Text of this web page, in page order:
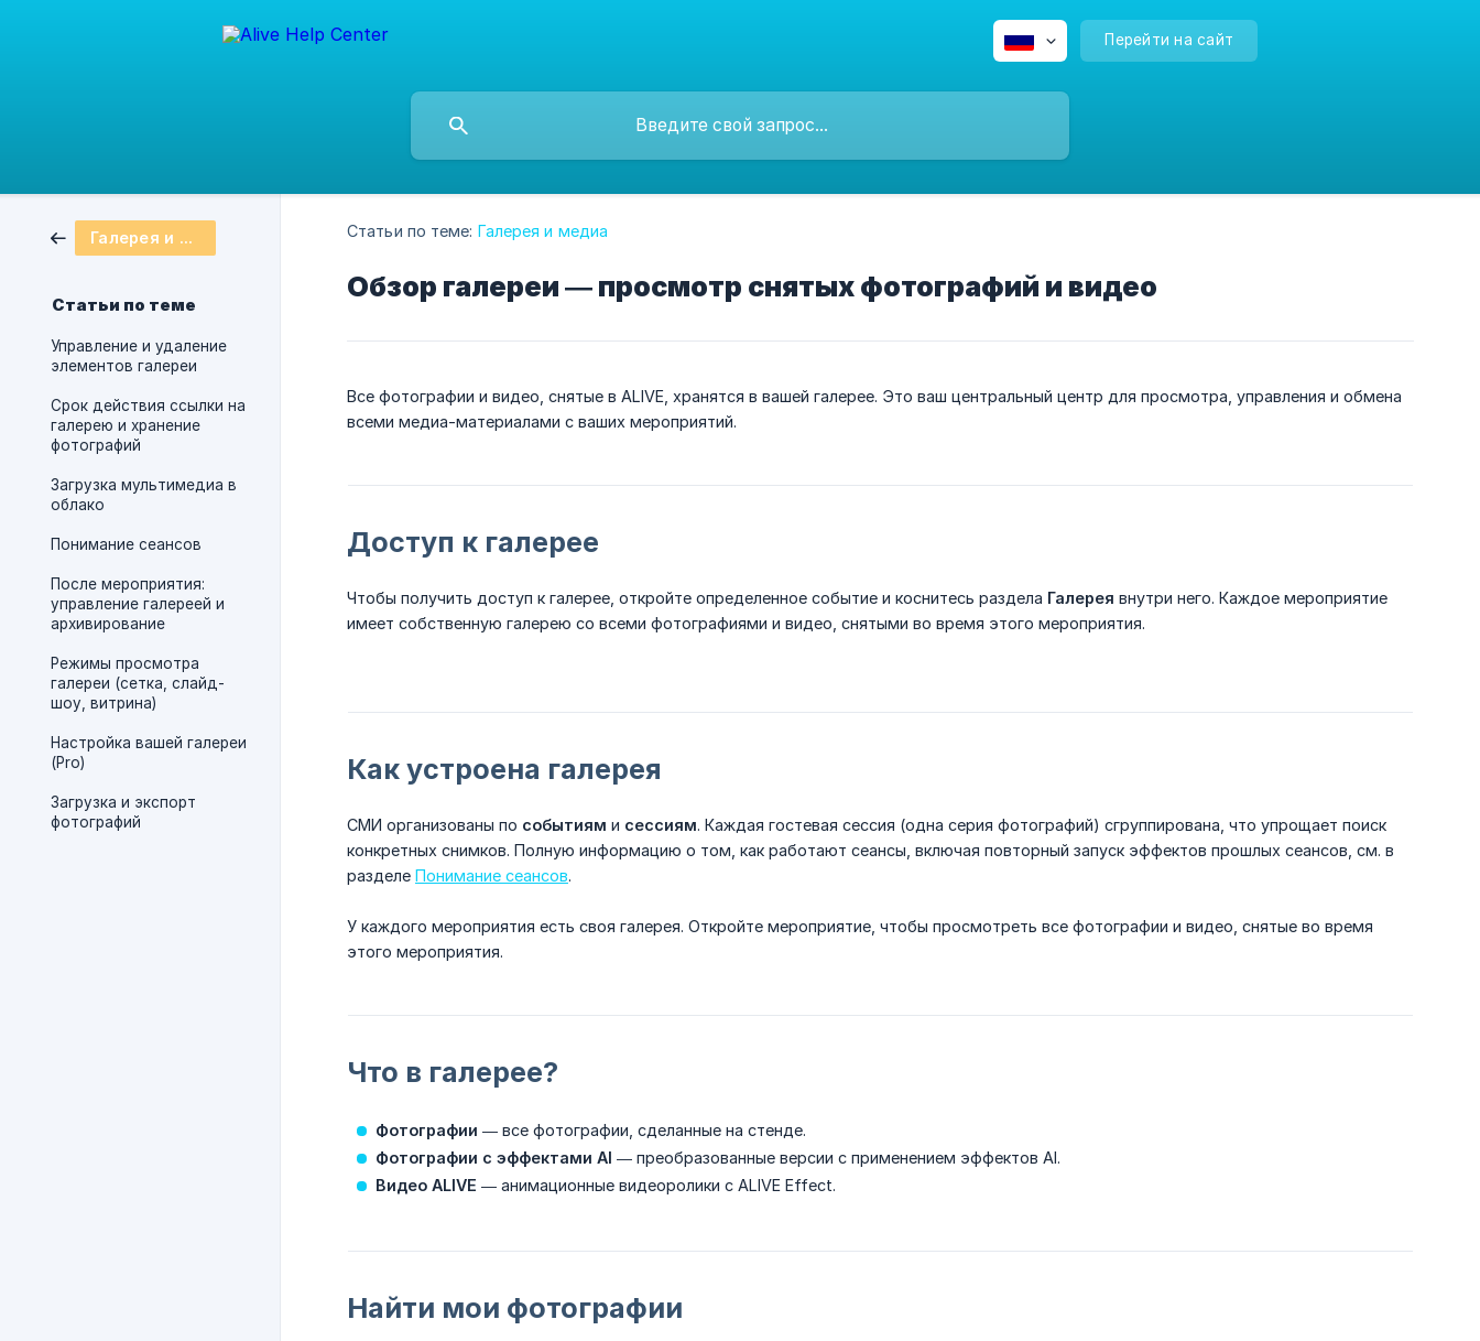
Перейти на сайт
Галерея и медиа
Статьи по теме
Управление и удаление
элементов галереи
Срок действия ссылки на
галерею и хранение
фотографий
Загрузка мультимедиа в
облако
Понимание сеансов
После мероприятия:
управление галереей и
архивирование
Режимы просмотра
галереи (сетка, слайд-
шоу, витрина)
Настройка вашей галереи
(Pro)
Загрузка и экспорт
фотографий
Статьи по теме: Галерея и медиа
Обзор галереи — просмотр снятых фотографий и видео
Все фотографии и видео, снятые в ALIVE, хранятся в вашей галерее. Это ваш центральный центр для просмотра, управления и обмена
всеми медиа-материалами с ваших мероприятий.
Доступ к галерее
Чтобы получить доступ к галерее, откройте определенное событие и коснитесь раздела Галерея внутри него. Каждое мероприятие
имеет собственную галерею со всеми фотографиями и видео, снятыми во время этого мероприятия.
Как устроена галерея
СМИ организованы по событиям и сессиям. Каждая гостевая сессия (одна серия фотографий) сгруппирована, что упрощает поиск
конкретных снимков. Полную информацию о том, как работают сеансы, включая повторный запуск эффектов прошлых сеансов, см. в
разделе Понимание сеансов.
У каждого мероприятия есть своя галерея. Откройте мероприятие, чтобы просмотреть все фотографии и видео, снятые во время
этого мероприятия.
Что в галерее?
Фотографии — все фотографии, сделанные на стенде.
Фотографии с эффектами AI — преобразованные версии с применением эффектов AI.
Видео ALIVE — анимационные видеоролики с ALIVE Effect.
Найти мои фотографии